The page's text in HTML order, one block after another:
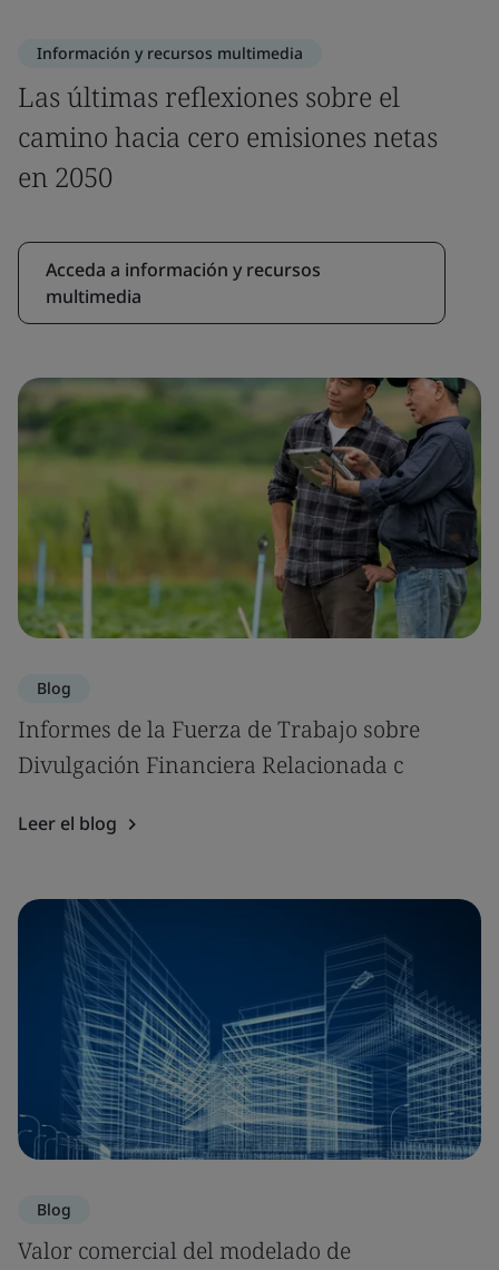
Información y recursos multimedia
Las últimas reflexiones sobre el
camino hacia cero emisiones netas
en 2050
Acceda a información y recursos
multimedia
Blog
Informes de la Fuerza de Trabajo sobre
Divulgación Financiera Relacionada c
Leer el blog
Blog
Valor comercial del modelado de